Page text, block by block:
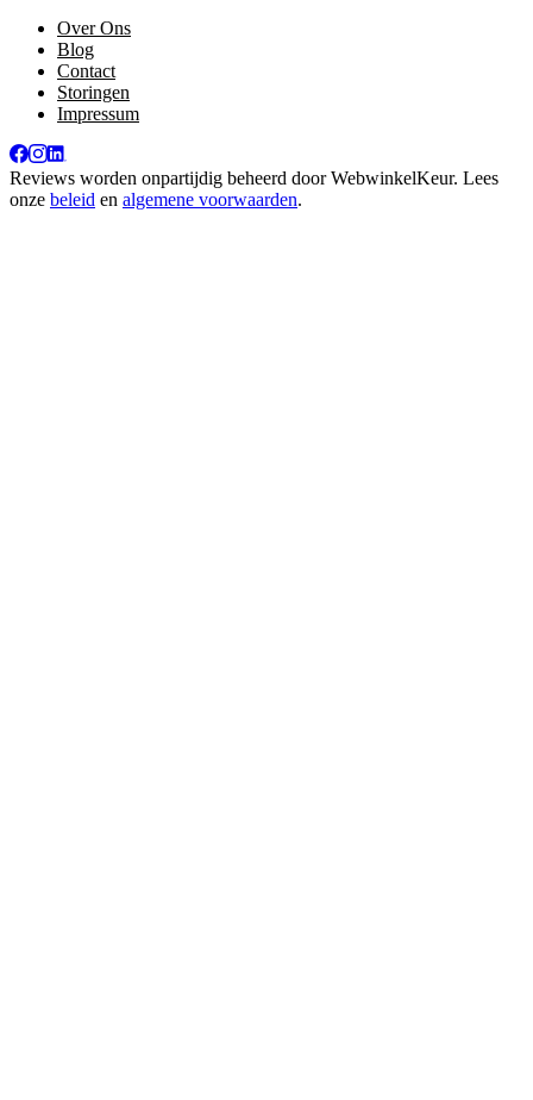
Over Ons
Blog
Contact
Storingen
Impressum
Reviews worden onpartijdig beheerd doorWebwinkelKeur. Lees
onze beleid en algemene voorwaarden.